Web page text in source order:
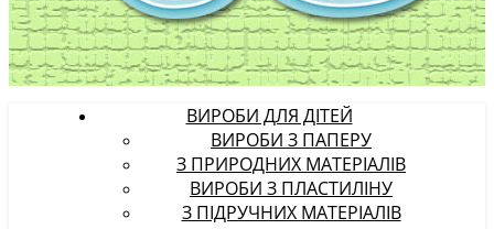
ВИРОБИ ДЛЯ ДІТЕЙ
ВИРОБИ З ПАПЕРУ
З ПРИРОДНИХ МАТЕРІАЛІВ
ВИРОБИ З ПЛАСТИЛІНУ
З ПІДРУЧНИХ МАТЕРІАЛІВ